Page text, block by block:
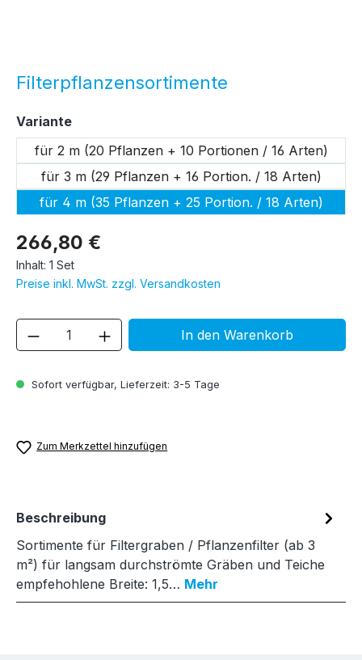
Filterpflanzensortimente
266,80 €
Inhalt: 1 Set
Preise inkl. MwSt. zzgl. Versandkosten
Sofort verfügbar, Lieferzeit: 3-5 Tage
Varianteauswählen
für 2 m (20 Pflanzen + 10 Portionen / 16 Arten)
für 3 m (29 Pflanzen + 16 Portion. / 18 Arten)
für 4 m (35 Pflanzen + 25 Portion. / 18 Arten)
Produkt Anzahl: Gib denIn den Warenkorb
Zum Merkzettel hinzufügen
Beschreibung
Sortimente für Filtergraben / Pflanzenfilter (ab 3
m²) für langsam durchströmte Gräben und Teiche
empfehohlene Breite: 1,5… Mehr